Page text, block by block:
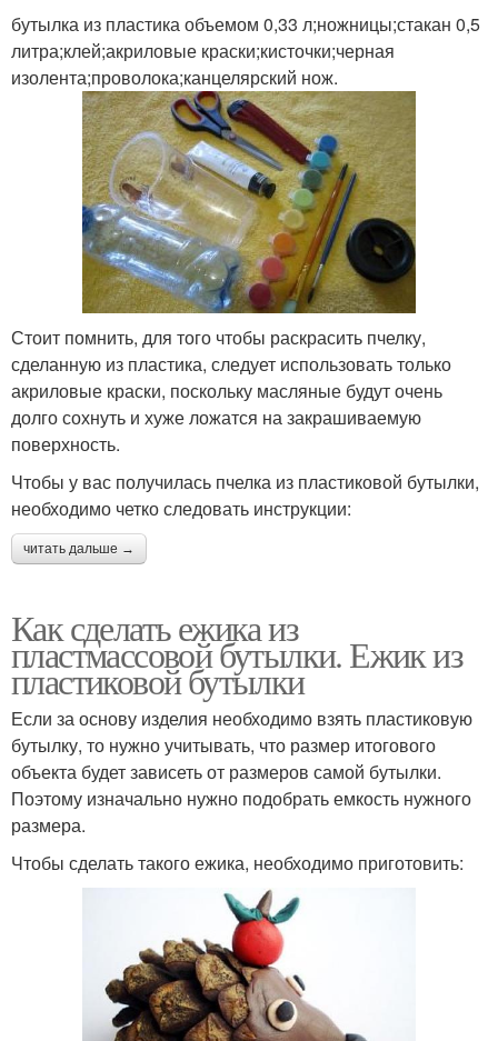
бутылка из пластика объемом 0,33 л;ножницы;стакан 0,5
литра;клей;акриловые краски;кисточки;черная
изолента;проволока;канцелярский нож.
Стоит помнить, для того чтобы раскрасить пчелку,
сделанную из пластика, следует использовать только
акриловые краски, поскольку масляные будут очень
долго сохнуть и хуже ложатся на закрашиваемую
поверхность.
Чтобы у вас получилась пчелка из пластиковой бутылки,
необходимо четко следовать инструкции:
читать дальше →
Как сделать ежика из
пластмассовой бутылки. Ежик из
пластиковой бутылки
Если за основу изделия необходимо взять пластиковую
бутылку, то нужно учитывать, что размер итогового
объекта будет зависеть от размеров самой бутылки.
Поэтому изначально нужно подобрать емкость нужного
размера.
Чтобы сделать такого ежика, необходимо приготовить: